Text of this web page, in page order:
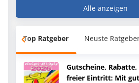
Alle anzeigen
Top Ratgeber Neuste
Gutscheine,
freier Eintritt: Mit